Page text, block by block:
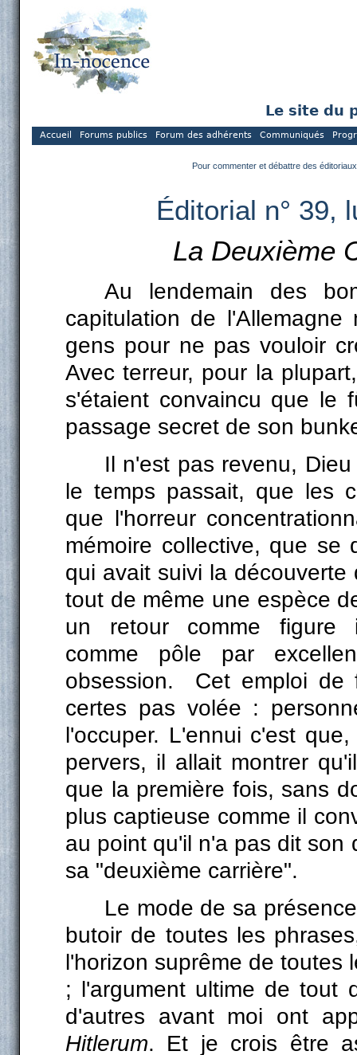
Le site du
Accueil Forums publics Forum des adhérents Communiqués
Pour commenter et débattre des
Éditorial n° 39,
La Deuxième
Au lendemain des
capitulation de
gens pour ne pas vouloir
Avec terreur, pour la
s'étaient convaincu que le
passage secret de son
Il n'est pas revenu,
le temps passait, que les
que l'horreur
mémoire collective, que se
qui avait suivi la
tout de même une espèce
un retour comme figure
comme pôle par
obsession. Cet emploi de
certes pas volée :
l'occuper. L'ennui c'est
pervers, il allait montrer
que la première fois, sans
plus captieuse comme il
au point qu'il n'a pas dit son
sa "deuxième carrière".
Le mode de sa
butoir de toutes les
l'horizon suprême de toutes
; l'argument ultime de tout
d'autres avant moi ont
Hitlerum. Et je crois être